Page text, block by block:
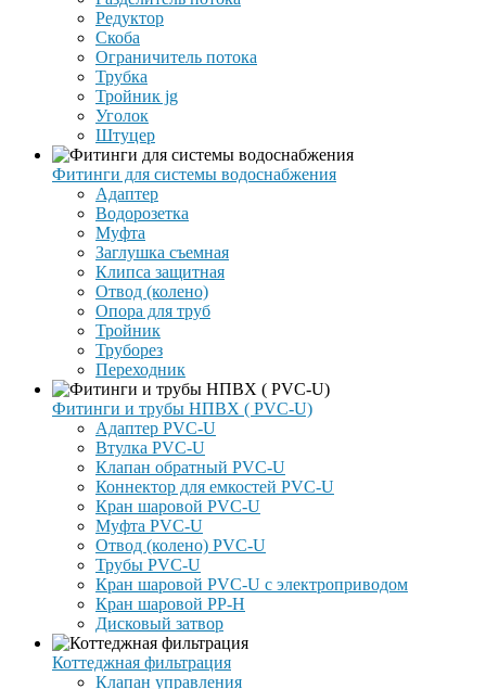
Редуктор
Скоба
Ограничитель потока
Трубка
Тройник jg
Уголок
Штуцер
Фитинги для системы водоснабжения
Адаптер
Водорозетка
Муфта
Заглушка съемная
Клипса защитная
Отвод (колено)
Опора для труб
Тройник
Труборез
Переходник
Фитинги и трубы НПВХ ( PVC-U)
Адаптер PVC-U
Втулка PVC-U
Клапан обратный PVC-U
Коннектор для емкостей PVC-U
Кран шаровой PVC-U
Муфта PVC-U
Отвод (колено) PVC-U
Трубы PVC-U
Кран шаровой PVC-U с электроприводом
Кран шаровой PP-H
Дисковый затвор
Коттеджная фильтрация
Клапан управления